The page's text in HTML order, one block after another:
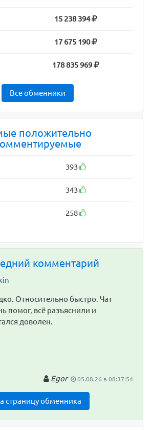
15 238 394
17 675 190
178 835 969
Все обменники
положительно
393
343
258
комментарий
Относительно быстро. Чат
помог, всё разъяснили и
доволен.
Egor 05.08.26 в 08:37:54
страницу обменника